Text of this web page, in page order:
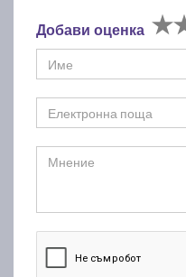
Добави оценка